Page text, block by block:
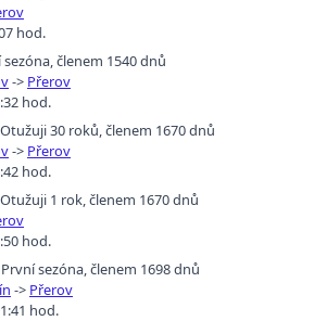
hod.
sezóna,členem 1540 dnů
-> Přerov
hod.
Otužuji 30 roků,členem 1670 dnů
-> Přerov
hod.
Otužuji 1 rok,členem 1670 dnů
hod.
První sezóna,členem 1698 dnů
-> Přerov
hod.